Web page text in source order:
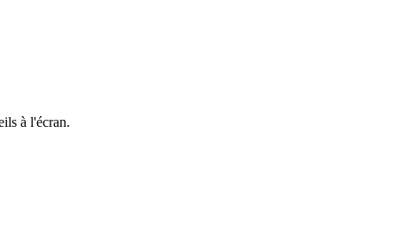
à l'écran.